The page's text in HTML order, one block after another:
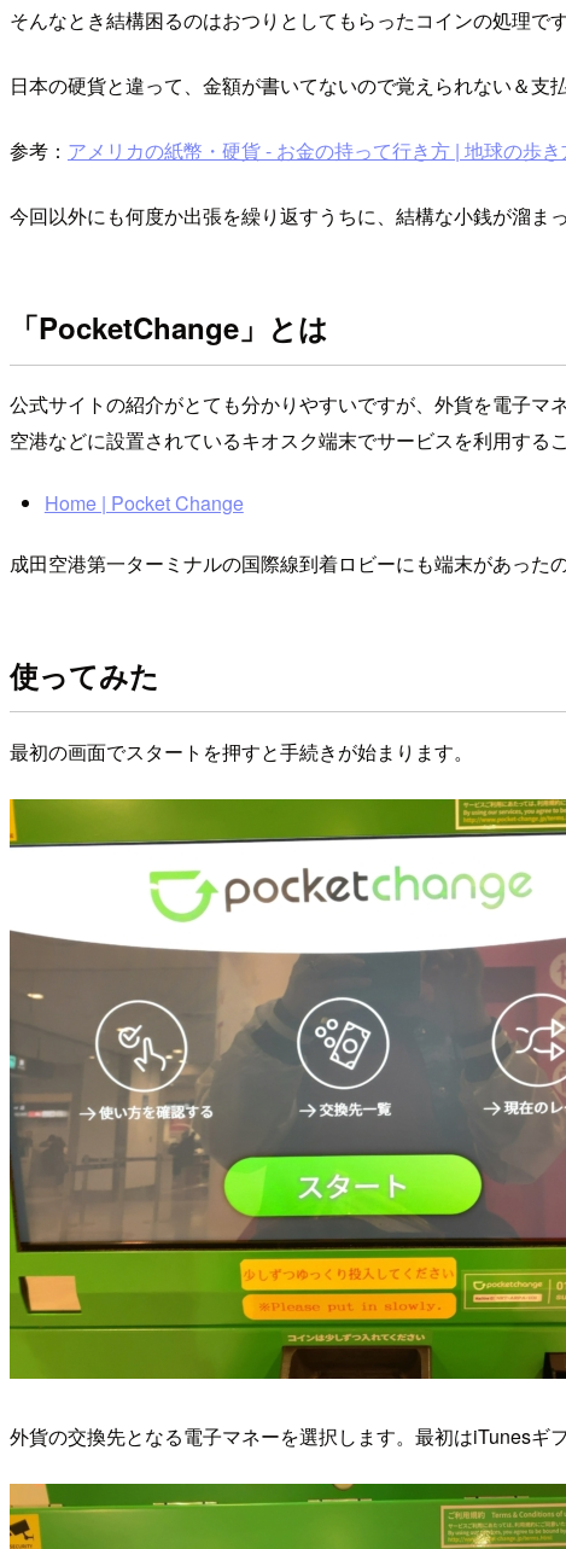
そんなとき結構困るのはおつりとしてもらったコインの処理です
日本の硬貨と違って、金額が書いてないので覚えられない＆支
参考： アメリカの紙幣・硬貨 - お金の持って行き方 | 地球の歩
今回以外にも何度か出張を繰り返すうちに、結構な小銭が溜
「PocketChange」とは
公式サイトの紹介がとても分かりやすいですが、外貨を電子
空港などに設置されているキオスク端末でサービスを利用する
Home | Pocket Change
成田空港第一ターミナルの国際線到着ロビーにも端末があった
使ってみた
最初の画面でスタートを押すと手続きが始まります。
外貨の交換先となる電子マネーを選択します。最初はiTunesギ